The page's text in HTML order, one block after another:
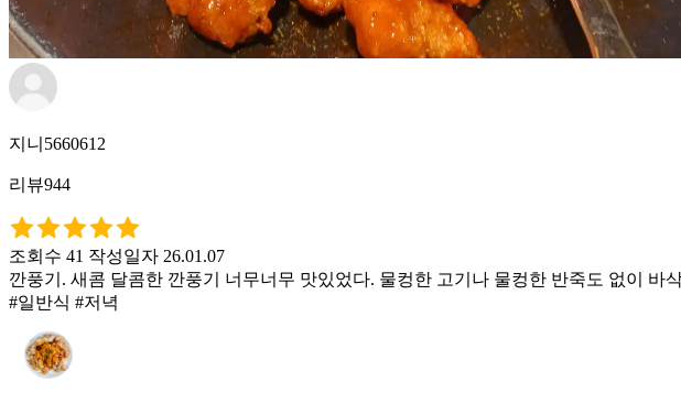
지니5660612
리뷰944
조회수 41 작성일자 26.01.07
깐풍기. 새콤 달콤한 깐풍기 너무너무 맛있었다. 물컹한 고기나 물컹한 반죽도 없이
#일반식 #저녁